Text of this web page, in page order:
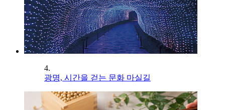
4.
광명, 시간을 걷는 문화 마실길